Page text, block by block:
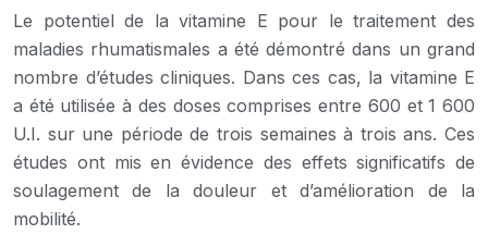
Le potentiel de la vitamine E pour le traitement des
maladies rhumatismales a été démontré dans un grand
nombre d’études cliniques. Dans ces cas, la vitamine E
a été utilisée à des doses comprises entre 600 et 1 600
U.I. sur une période de trois semaines à trois ans. Ces
études ont mis en évidence des effets significatifs de
soulagement de la douleur et d’amélioration de la
mobilité.